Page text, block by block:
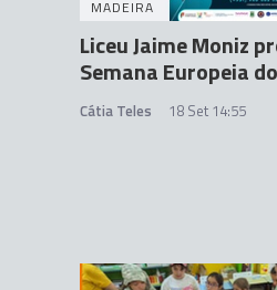
MADEIRA
Liceu Jaime Moniz
Semana Europeia
Cátia Teles 18 Set 14:55